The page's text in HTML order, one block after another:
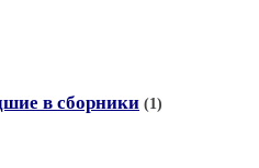
в сборники (1)